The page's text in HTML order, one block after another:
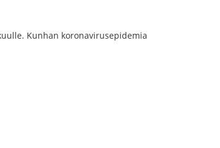
Kunhan koronavirusepidemia